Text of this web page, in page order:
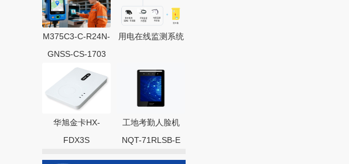
M375C3-C-R24N-
GNSS-CS-1703
用电在线监测系统
华旭金卡HX-
FDX3S
工地考勤人脸机
NQT-71RLSB-E